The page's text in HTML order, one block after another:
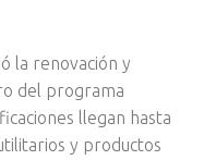
la renovación y
del programa
llegan hasta
y productos